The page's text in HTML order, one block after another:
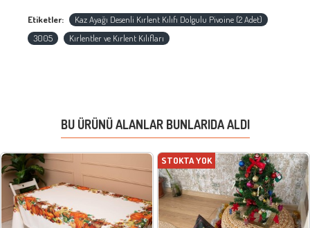
Etiketler:
Kaz Ayağı Desenli Kırlent Kılıfı Dolgulu Pivoine (2 Adet)
3005
Kırlentler ve Kırlent Kılıfları
BU ÜRÜNÜ ALANLAR BUNLARIDA ALDI
STOKTA YOK